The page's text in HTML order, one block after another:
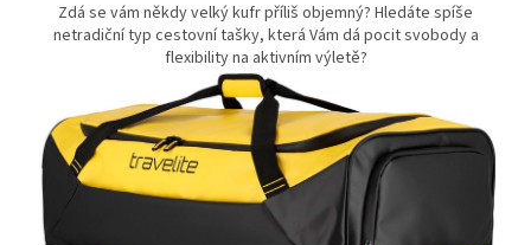
Zdá se vám někdy velký kufr příliš objemný? Hledáte spíše
netradiční typ cestovní tašky, která Vám dá pocit svobody a
flexibility na aktivním výletě?